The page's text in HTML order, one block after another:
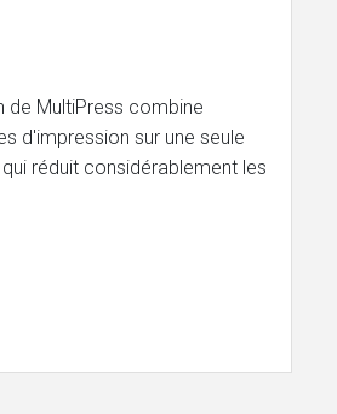
de MultiPress combine
d'impression sur une seule
réduit considérablement les